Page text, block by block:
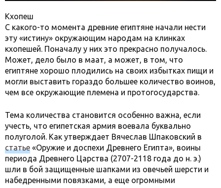
Кхопеш
С какого-то момента древние египтяне начали нести
эту «истину» окружающим народам на клинках
кхопешей. Поначалу у них это прекрасно получалось.
Может, дело было в маат, а может, в том, что
египтяне хорошо плодились на своих избытках пищи и
могли выставить гораздо большее количество воинов,
чем все окружающие племена и протогосударства.
Тема количества становится особенно важна, если
учесть, что египетская армия воевала буквально
полуголой. Как утверждает Вячеслав Шпаковский в
статье «Оружие и доспехи Древнего Египта», воины
периода Древнего Царства (2707-2118 года до н. э.)
шли в бой защищенные шапками из овечьей шерсти и
набедренными повязками, а еще огромными